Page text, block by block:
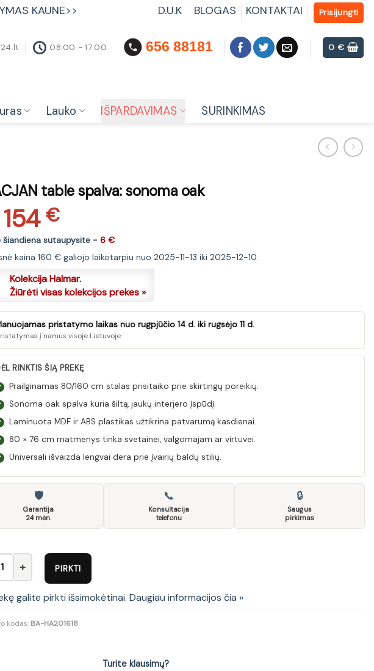
KAUNE>> D.U.K BLOGAS KONTAKTAI Prisijungti
08:00 - 17:00 656 88181 0€
Lauko IŠPARDAVIMAS SURINKIMAS
table spalva: sonoma oak
€.
154€
šiandiena sutaupysite - 6 €
kaina 160 € galiojo laikotarpiu nuo 2025-11-13 iki 2025-12-10.
Kolekcija Halmar.
Žiūrėti visas kolekcijos prekes »
pristatymo laikas nuo rugpjūčio 14 d. iki rugsėjo 11 d.
į namus visoje Lietuvoje
RINKTIS ŠIĄ PREKĘ
Prailginamas 80/160 cm stalas prisitaiko prie skirtingų poreikių.
Sonoma oak spalva kuria šiltą, jaukų interjero įspūdį.
Laminuota MDF ir ABS plastikas užtikrina patvarumą kasdienai.
80 × 76 cm matmenys tinka svetainei, valgomajam ar virtuvei.
Universali išvaizda lengvai dera prie įvairių baldų stilių.
🛡
Garantija
24 mėn.
📞
Konsultacija
telefonu
🔒
Saugus
pirkimas
kiekis: GRACJAN table spalva: sonoma oak
PIRKTI
galite pirkti išsimokėtinai. Daugiau informacijos čia »
kodas: BA-HA201618
Turite klausimų?